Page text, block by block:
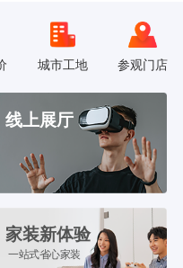
城市工地 参观门店
线上展厅
家装新体验
一站式省心家装